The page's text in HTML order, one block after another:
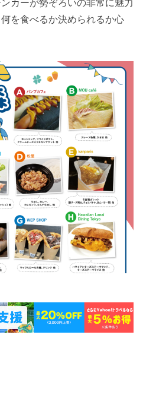
カーが勢ぞろいの非常に魅力
を食べるか決められるか心